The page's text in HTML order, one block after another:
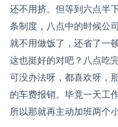
还不用挤。但等到六点半
条制度，八点中的时候公
就不用做饭了，还省了一
这也挺好的对吧？八点吃
可没办法呀，都喜欢呀，
的车费报销。毕竟一天工
所以那就再主动加班两个小